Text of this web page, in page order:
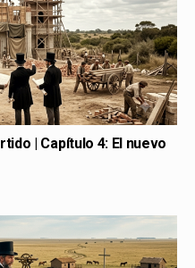
| Capítulo 4: El nuevo